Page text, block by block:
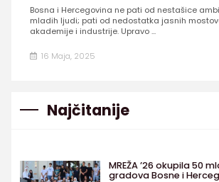
Bosna i Hercegovina ne pati od nestašice
mladih ljudi; pati od nedostatka jasnih
akademije i industrije. Upravo ...
16 Maja, 2025
Najčitanije
MREŽA ’26 okupila 50
gradova Bosne i